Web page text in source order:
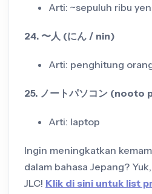
Arti: ~sepuluh ribu yen
24. 〜人 (にん / nin)
Arti: penghitung
25. ノートパソコン (nooto
Arti: laptop
Ingin meningkatkan
dalam bahasa Jepang?
JLC! Klik di sini untuk list